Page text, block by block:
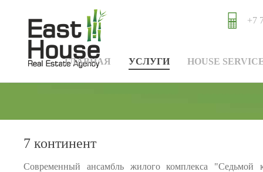
+7
ГЛАВНАЯ УСЛУГИ HOUSE
7 континент
Современный ансамбль жилого комплекса "Седьмой